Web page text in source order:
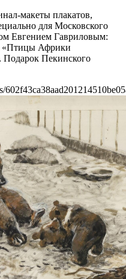
макеты плакатов,
для Московского
Евгением Гавриловым:
«Птицы Африки
Подарок Пекинского